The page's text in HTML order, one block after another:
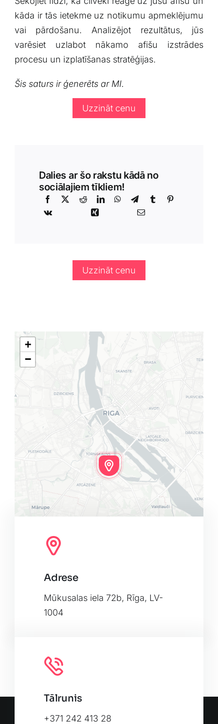
kāda ir tās ietekme⁢ uz notikumu apmeklējumu
vai pārdošanu. Analizējot rezultātus,⁢ jūs
varēsiet uzlabot nākamo afišu ​izstrādes
procesu​ un izplatīšanas stratēģijas.
Šis⁢ saturs ir ģenerēts ar⁢ MI.
Uzzināt cenu
Dalies ar šo rakstu kādā no
sociālajiem tīkliem!
Uzzināt cenu
+
−
OpenStreetMap, under ODbL.
Adrese
Mūkusalas iela 72b, Rīga, LV-
1004
Tālrunis
+371 242 413 28